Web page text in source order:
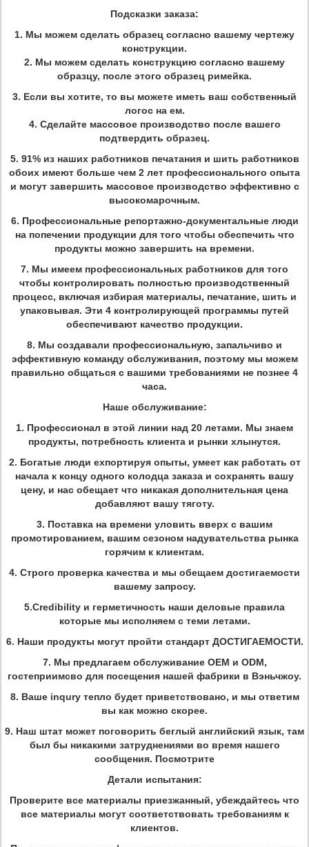
Подсказки заказа:
1. Мы можем сделать образец согласно вашему чертежу
конструкции.
2. Мы можем сделать конструкцию согласно вашему
образцу, после этого образец римейка.
3. Если вы хотите, то вы можете иметь ваш собственный
логос на ем.
4. Сделайте массовое производство после вашего
подтвердить образец.
5. 91% из наших работников печатания и шить работников
обоих имеют больше чем 2 лет профессионального опыта
и могут завершить массовое производство эффективно с
высокомарочным.
6. Профессиональные репортажно-документальные люди
на попечении продукции для того чтобы обеспечить что
продукты можно завершить на времени.
7. Мы имеем профессиональных работников для того
чтобы контролировать полностью производственный
процесс, включая избирая материалы, печатание, шить и
упаковывая. Эти 4 контролирующей программы путей
обеспечивают качество продукции.
8. Мы создавали профессиональную, запальчиво и
эффективную команду обслуживания, поэтому мы можем
правильно общаться с вашими требованиями не познее 4
часа.
Наше обслуживание:
1. Профессионал в этой линии над 20 летами. Мы знаем
продукты, потребность клиента и рынки хлынутся.
2. Богатые люди ехпортируя опыты, умеет как работать от
начала к концу одного колодца заказа и сохранять вашу
цену, и нас обещает что никакая дополнительная цена
добавляют вашу тяготу.
3. Поставка на времени уловить вверх с вашим
промотированием, вашим сезоном надувательства рынка
горячим к клиентам.
4. Строго проверка качества и мы обещаем достигаемости
вашему запросу.
5.Credibility и герметичность наши деловые правила
которые мы исполняем с теми летами.
6. Наши продукты могут пройти стандарт ДОСТИГАЕМОСТИ.
7. Мы предлагаем обслуживание OEM и ODM,
гостеприимсво для посещения нашей фабрики в Вэньчжоу.
8. Ваше inqury тепло будет приветствовано, и мы ответим
вы как можно скорее.
9. Наш штат может поговорить беглый английский язык, там
был бы никакими затруднениями во время нашего
сообщения. Посмотрите
Детали испытания:
Проверите все материалы приезжанный, убеждайтесь что
все материалы могут соответствовать требованиям к
клиентов.